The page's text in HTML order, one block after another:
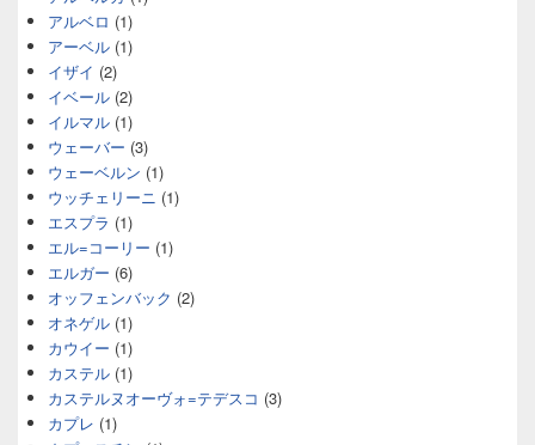
アルベロ (1)
アーベル (1)
イザイ (2)
イベール (2)
イルマル (1)
ウェーバー (3)
ウェーベルン (1)
ウッチェリーニ (1)
エスプラ (1)
エル=コーリー (1)
エルガー (6)
オッフェンバック (2)
オネゲル (1)
カウイー (1)
カステル (1)
カステルヌオーヴォ=テデスコ (3)
カプレ (1)